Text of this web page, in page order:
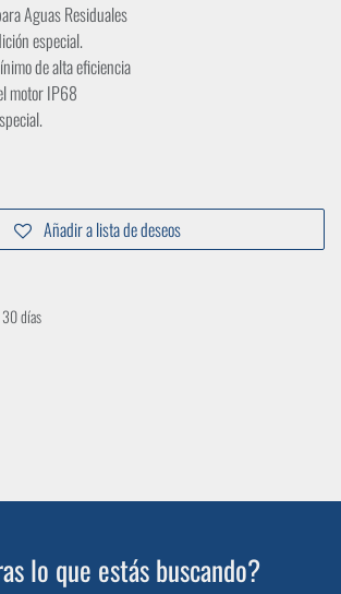
Aguas Residuales
especial.
de alta eficiencia
motor IP68
Añadir a lista de deseos
días
lo que estás buscando?